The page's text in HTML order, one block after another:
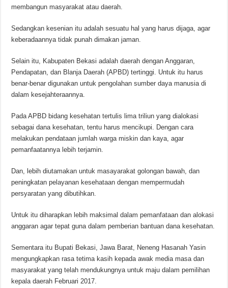
membangun masyarakat atau daerah.
Sedangkan kesenian itu adalah sesuatu hal yang harus dijaga, agar
keberadaannya tidak punah dimakan jaman.
Selain itu, Kabupaten Bekasi adalah daerah dengan Anggaran,
Pendapatan, dan Blanja Daerah (APBD) tertinggi. Untuk itu harus
benar-benar digunakan untuk pengolahan sumber daya manusia di
dalam kesejahteraannya.
Pada APBD bidang kesehatan tertulis lima triliun yang dialokasi
sebagai dana kesehatan, tentu harus mencikupi. Dengan cara
melakukan pendataan jumlah warga miskin dan kaya, agar
pemanfaatannya lebih terjamin.
Dan, lebih diutamakan untuk masayarakat golongan bawah, dan
peningkatan pelayanan kesehataan dengan mempermudah
persyaratan yang dibutihkan.
Untuk itu diharapkan lebih maksimal dalam pemanfataan dan alokasi
anggaran agar tepat guna dalam pemberian bantuan dana kesehatan.
Sementara itu Bupati Bekasi, Jawa Barat, Neneng Hasanah Yasin
mengungkapkan rasa tetima kasih kepada awak media masa dan
masyarakat yang telah mendukungnya untuk maju dalam pemilihan
kepala daerah Februari 2017.